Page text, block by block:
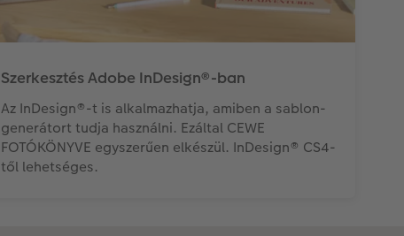
Szerkesztés Adobe InDesign®-ban
Az InDesign®-t is alkalmazhatja, amiben a sablon-
generátort tudja használni. Ezáltal CEWE
FOTÓKÖNYVE egyszerűen elkészül. InDesign® CS4-
től lehetséges.